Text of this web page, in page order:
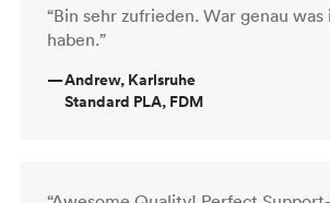
“Bin sehr zufrieden. War genau
haben.”
—Andrew, Karlsruhe
Standard PLA, FDM